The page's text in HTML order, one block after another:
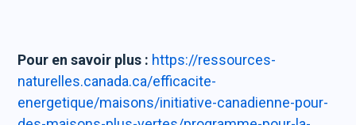
Pour en savoir plus : https://ressources-
naturelles.canada.ca/efficacite-
energetique/maisons/initiative-canadienne-pour-